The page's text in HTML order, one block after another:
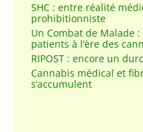
SHC : entre réalité
prohibitionniste
Un Combat de Malade
patients à l’ère des
RIPOST : encore un
Cannabis médical et
s’accumulent